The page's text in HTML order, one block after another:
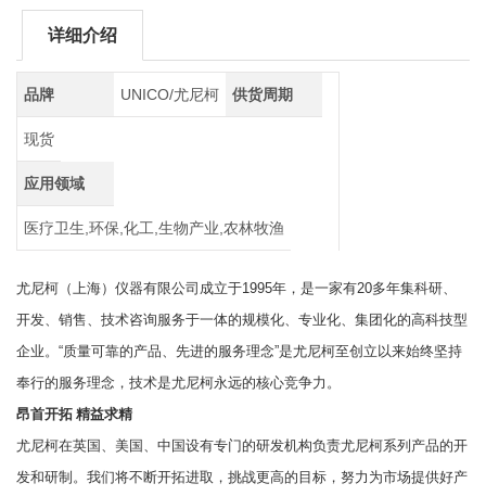
详细介绍
品牌 UNICO/尤尼柯 供货周期
现货
应用领域
医疗卫生,环保,化工,生物产业,农林牧渔
尤尼柯（上海）仪器有限公司成立于1995年，是一家有20多年集科研、
开发、销售、技术咨询服务于一体的规模化、专业化、集团化的高科技型
企业。“质量可靠的产品、先进的服务理念”是尤尼柯至创立以来始终坚持
奉行的服务理念，技术是尤尼柯永远的核心竞争力。
昂首开拓 精益求精
尤尼柯在英国、美国、中国设有专门的研发机构负责尤尼柯系列产品的开
发和研制。我们将不断开拓进取，挑战更高的目标，努力为市场提供好产